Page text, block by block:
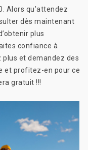
Alors qu’attendez
dès maintenant
plus
confiance à
plus et demandez des
et profitez-en pour ce
gratuit !!!